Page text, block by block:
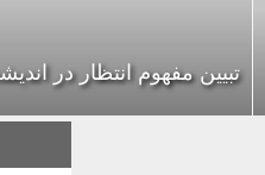
تبیین مفهوم انتظار در